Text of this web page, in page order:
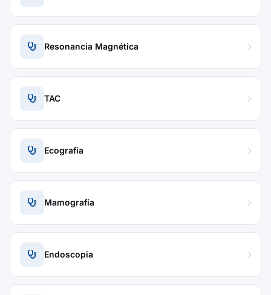
Resonancia Magnética
TAC
Ecografía
Mamografía
Endoscopia